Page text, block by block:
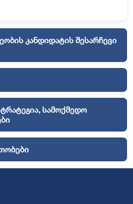
კანდიდატის შესარჩევი
სამოქმედო